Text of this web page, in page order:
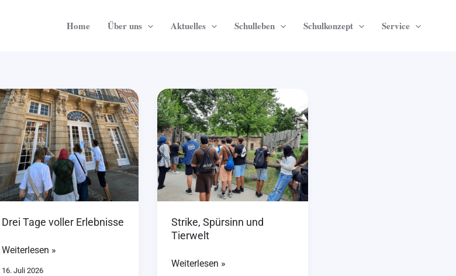
Home Über uns Aktuelles Schulleben Schulkonzept Service
Drei Tage voller Erlebnisse
Drei
Tage
voller
Erlebnisse
Weiterlesen »
16. Juli 2026
Strike, Spürsinn und
Tierwelt
Strike,
Spürsinn
und
Tierwelt
Weiterlesen »